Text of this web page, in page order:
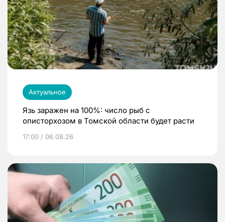
Актуальное
Язь заражен на 100%: число рыб с
описторхозом в Томской области будет расти
17:00 / 06.08.26